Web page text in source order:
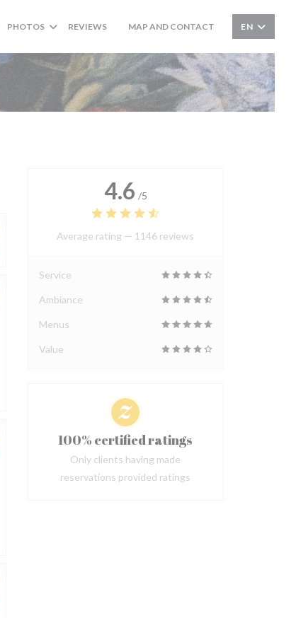
PHOTOS REVIEWS
((OPENS IN A NEW WINDOW))
MAP AND CONTACT EN
4.6 /5
Average rating — 1146 reviews
Service
Ambiance
Menus
Value
100% certified ratings
Only clients having made
reservations provided ratings